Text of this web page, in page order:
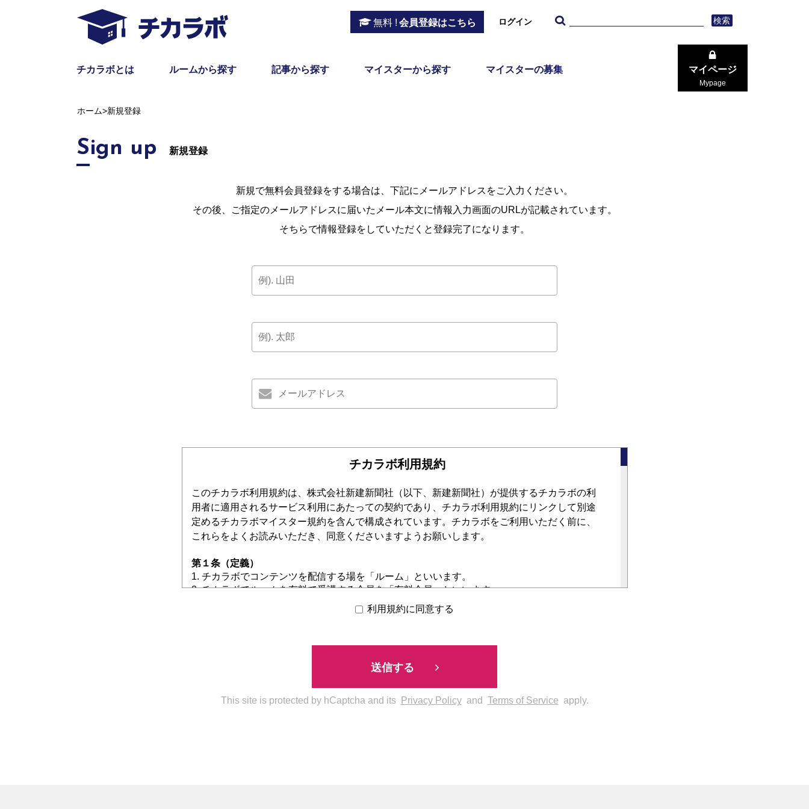
無料 ! 会員登録はこちら ログイン 検索
チカラボとは ルームから探す 記事から探す マイスターから探す マイスターの募集 マイページ
Mypage
ホーム>新規登録
Sign up 新規登録
新規で無料会員登録をする場合は、下記にメールアドレスをご入力ください。
その後、ご指定のメールアドレスに届いたメール本文に情報入力画面のURLが記載されています。
そちらで情報登録をしていただくと登録完了になります。
チカラボ利用規約
このチカラボ利用規約は、株式会社新建新聞社（以下、新建新聞社）が提供するチカラボの利
用者に適用されるサービス利用にあたっての契約であり、チカラボ利用規約にリンクして別途
定めるチカラボマイスター規約を含んで構成されています。チカラボをご利用いただく前に、
これらをよくお読みいただき、同意くださいますようお願いします。
第１条（定義）
1. チカラボでコンテンツを配信する場を「ルーム」といいます。
2. チカラボでルームを有料で受講する会員を「有料会員」といいます。
3. チカラボでルームを無料で閲覧する会員を「無料会員」といいます。
4. 有料会員と無料会員を総称して「受講者」といいます。
7. 無料会員に対しては、チカラボ無料会員規約が適用されます。
者が入力した氏名、郵便番号、住所、生年月日、性別、職業、電話番号、アカウント情報（電
子メールアドレス及びパスワード等をいう。）、クレジットカード情報及び利用履歴等で、括
利用規約に同意する
送信する
This site is protected by hCaptcha and its Privacy Policyand Terms of Service apply.